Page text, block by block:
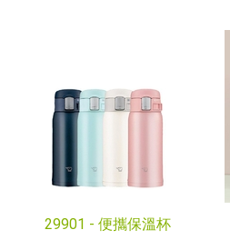
29901 - 便攜保溫杯